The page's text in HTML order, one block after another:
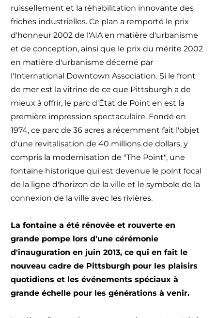
ruissellement et la réhabilitation innovante des
friches industrielles. Ce plan a remporté le prix
d'honneur 2002 de l'AIA en matière d'urbanisme
et de conception, ainsi que le prix du mérite 2002
en matière d'urbanisme décerné par
l'International Downtown Association. Si le front
de mer est la vitrine de ce que Pittsburgh a de
mieux à offrir, le parc d'État de Point en est la
première impression spectaculaire. Fondé en
1974, ce parc de 36 acres a récemment fait l'objet
d'une revitalisation de 40 millions de dollars, y
compris la modernisation de "The Point", une
fontaine historique qui est devenue le point focal
de la ligne d'horizon de la ville et le symbole de la
connexion de la ville avec les rivières.
La fontaine a été rénovée et rouverte en
grande pompe lors d'une cérémonie
d'inauguration en juin 2013, ce qui en fait le
nouveau cadre de Pittsburgh pour les plaisirs
quotidiens et les événements spéciaux à
grande échelle pour les générations à venir.